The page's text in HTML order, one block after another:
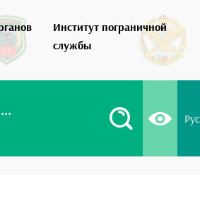
Институт пограничной
службы
... Рус